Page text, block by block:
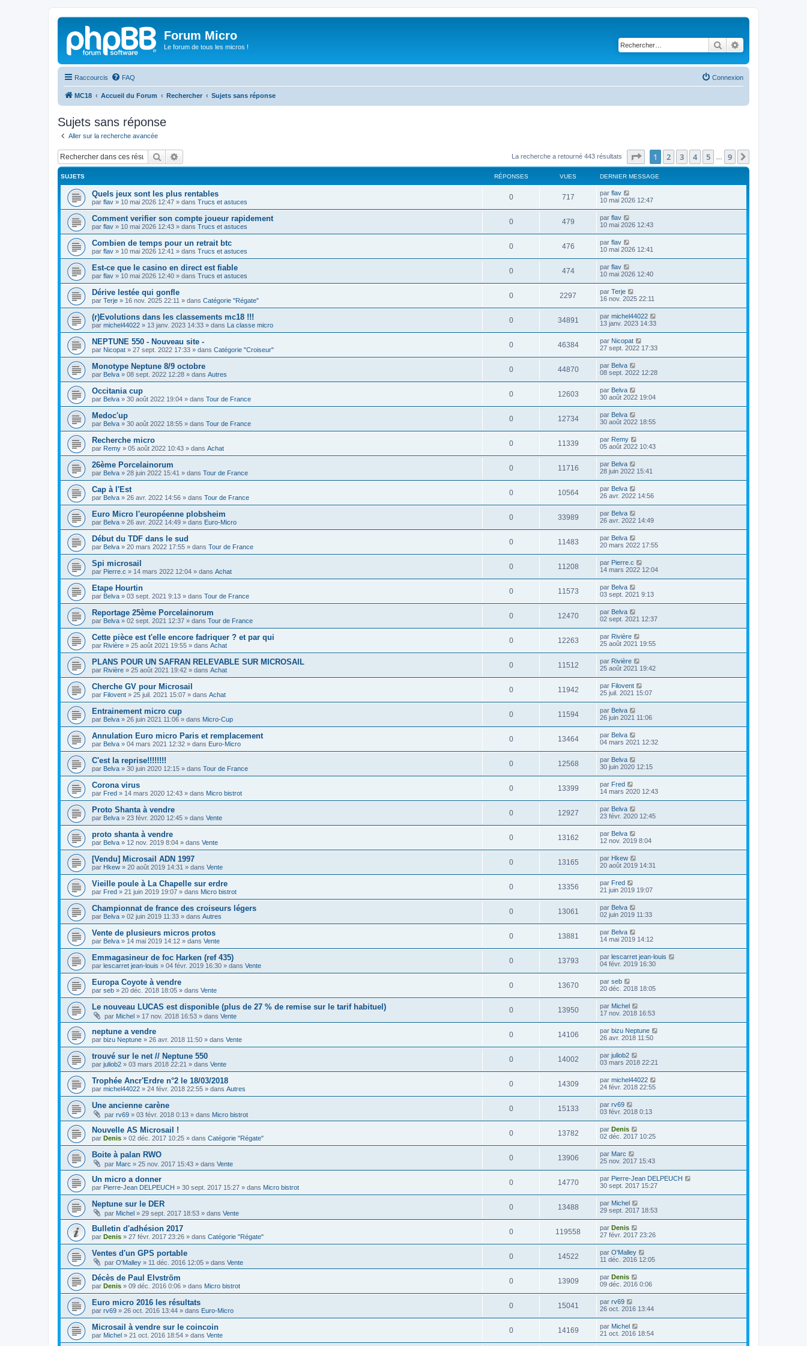
Forum Micro
Le forum de tous les micros ! Rechercher
Raccourcis FAQ Connexion
MC18 Accueil du Forum Rechercher Sujets sans réponse
Sujets sans réponse
Aller sur la recherche avancée
Rechercher La recherche a retourné 443 résultats Page sur9
1 2 3 4 5 9
SUJETS RÉPONSES VUES DERNIER MESSAGE
Quels jeux sont les plus rentables
par flav » 10 mai 2026 12:47 » dans Trucs et astuces
0 717 par flav
10 mai 2026 12:47
Comment verifier son compte joueur rapidement
par flav » 10 mai 2026 12:43 » dans Trucs et astuces
0 479 par flav
10 mai 2026 12:43
Combien de temps pour un retrait btc
par flav » 10 mai 2026 12:41 » dans Trucs et astuces
0 476 par flav
10 mai 2026 12:41
Est-ce que le casino en direct est fiable
par flav » 10 mai 2026 12:40 » dans Trucs et astuces
0 474 par flav
10 mai 2026 12:40
Dérive lestée qui gonfle
par Terje » 16 nov. 2025 22:11 » dans Catégorie "Régate"
0 2297 par Terje
16 nov. 2025 22:11
(r)Evolutions dans les classements mc18 !!!
par michel44022 » 13 janv. 2023 14:33 » dans La classe micro
0 34891 par michel44022
13 janv. 2023 14:33
NEPTUNE 550 - Nouveau site -
par Nicopat » 27 sept. 2022 17:33 » dans Catégorie "Croiseur"
0 46384 par Nicopat
27 sept. 2022 17:33
Monotype Neptune 8/9 octobre
par Belva » 08 sept. 2022 12:28 » dans Autres
0 44870 par Belva
08 sept. 2022 12:28
Occitania cup
par Belva » 30 août 2022 19:04 » dans Tour de France
0 12603 par Belva
30 août 2022 19:04
Medoc'up
par Belva » 30 août 2022 18:55 » dans Tour de France
0 12734 par Belva
30 août 2022 18:55
Recherche micro
par Remy » 05 août 2022 10:43 » dans Achat
0 11339 par Remy
05 août 2022 10:43
26ème Porcelainorum
par Belva » 28 juin 2022 15:41 » dans Tour de France
0 11716 par Belva
28 juin 2022 15:41
Cap à l'Est
par Belva » 26 avr. 2022 14:56 » dans Tour de France
0 10564 par Belva
26 avr. 2022 14:56
Euro Micro l'européenne plobsheim
par Belva » 26 avr. 2022 14:49 » dans Euro-Micro
0 33989 par Belva
26 avr. 2022 14:49
Début du TDF dans le sud
par Belva » 20 mars 2022 17:55 » dans Tour de France
0 11483 par Belva
20 mars 2022 17:55
Spi microsail
par Pierre.c » 14 mars 2022 12:04 » dans Achat
0 11208 par Pierre.c
14 mars 2022 12:04
Etape Hourtin
par Belva » 03 sept. 2021 9:13 » dans Tour de France
0 11573 par Belva
03 sept. 2021 9:13
Reportage 25ème Porcelainorum
par Belva » 02 sept. 2021 12:37 » dans Tour de France
0 12470 par Belva
02 sept. 2021 12:37
Cette pièce est t'elle encore fadriquer ? et par qui
par Rivière » 25 août 2021 19:55 » dans Achat
0 12263 par Rivière
25 août 2021 19:55
PLANS POUR UN SAFRAN RELEVABLE SUR MICROSAIL
par Rivière » 25 août 2021 19:42 » dans Achat
0 11512 par Rivière
25 août 2021 19:42
Cherche GV pour Microsail
par Filovent » 25 juil. 2021 15:07 » dans Achat
0 11942 par Filovent
25 juil. 2021 15:07
Entrainement micro cup
par Belva » 26 juin 2021 11:06 » dans Micro-Cup
0 11594 par Belva
26 juin 2021 11:06
Annulation Euro micro Paris et remplacement
par Belva » 04 mars 2021 12:32 » dans Euro-Micro
0 13464 par Belva
04 mars 2021 12:32
C'est la reprise!!!!!!!!
par Belva » 30 juin 2020 12:15 » dans Tour de France
0 12568 par Belva
30 juin 2020 12:15
Corona virus
par Fred » 14 mars 2020 12:43 » dans Micro bistrot
0 13399 par Fred
14 mars 2020 12:43
Proto Shanta à vendre
par Belva » 23 févr. 2020 12:45 » dans Vente
0 12927 par Belva
23 févr. 2020 12:45
proto shanta à vendre
par Belva » 12 nov. 2019 8:04 » dans Vente
0 13162 par Belva
12 nov. 2019 8:04
[Vendu] Microsail ADN 1997
par Hkew » 20 août 2019 14:31 » dans Vente
0 13165 par Hkew
20 août 2019 14:31
Vieille poule à La Chapelle sur erdre
par Fred » 21 juin 2019 19:07 » dans Micro bistrot
0 13356 par Fred
21 juin 2019 19:07
Championnat de france des croiseurs légers
par Belva » 02 juin 2019 11:33 » dans Autres
0 13061 par Belva
02 juin 2019 11:33
Vente de plusieurs micros protos
par Belva » 14 mai 2019 14:12 » dans Vente
0 13881 par Belva
14 mai 2019 14:12
Emmagasineur de foc Harken (ref 435)
par lescarret jean-louis » 04 févr. 2019 16:30 » dans Vente
0 13793 par lescarret jean-louis
04 févr. 2019 16:30
Europa Coyote à vendre
par seb » 20 déc. 2018 18:05 » dans Vente
0 13670 par seb
20 déc. 2018 18:05
Le nouveau LUCAS est disponible (plus de 27 % de remise sur le tarif habituel)
par Michel » 17 nov. 2018 16:53 » dans Vente
0 13950 par Michel
17 nov. 2018 16:53
neptune a vendre
par bizu Neptune » 26 avr. 2018 11:50 » dans Vente
0 14106 par bizu Neptune
26 avr. 2018 11:50
trouvé sur le net // Neptune 550
par juliob2 » 03 mars 2018 22:21 » dans Vente
0 14002 par juliob2
03 mars 2018 22:21
Trophée Ancr'Erdre n°2 le 18/03/2018
par michel44022 » 24 févr. 2018 22:55 » dans Autres
0 14309 par michel44022
24 févr. 2018 22:55
Une ancienne carène
par rv69 » 03 févr. 2018 0:13 » dans Micro bistrot
0 15133 par rv69
03 févr. 2018 0:13
Nouvelle AS Microsail !
par Denis » 02 déc. 2017 10:25 » dans Catégorie "Régate"
0 13782 par Denis
02 déc. 2017 10:25
Boite à palan RWO
par Marc » 25 nov. 2017 15:43 » dans Vente
0 13906 par Marc
25 nov. 2017 15:43
Un micro a donner
par Pierre-Jean DELPEUCH » 30 sept. 2017 15:27 » dans Micro bistrot
0 14770 par Pierre-Jean DELPEUCH
30 sept. 2017 15:27
Neptune sur le DER
par Michel » 29 sept. 2017 18:53 » dans Vente
0 13488 par Michel
29 sept. 2017 18:53
Bulletin d'adhésion 2017
par Denis » 27 févr. 2017 23:26 » dans Catégorie "Régate"
0 119558 par Denis
27 févr. 2017 23:26
Ventes d'un GPS portable
par O'Malley » 11 déc. 2016 12:05 » dans Vente
0 14522 par O'Malley
11 déc. 2016 12:05
Décès de Paul Elvström
par Denis » 09 déc. 2016 0:06 » dans Micro bistrot
0 13909 par Denis
09 déc. 2016 0:06
Euro micro 2016 les résultats
par rv69 » 26 oct. 2016 13:44 » dans Euro-Micro
0 15041 par rv69
26 oct. 2016 13:44
Microsail à vendre sur le coincoin
par Michel » 21 oct. 2016 18:54 » dans Vente
0 14169 par Michel
21 oct. 2016 18:54